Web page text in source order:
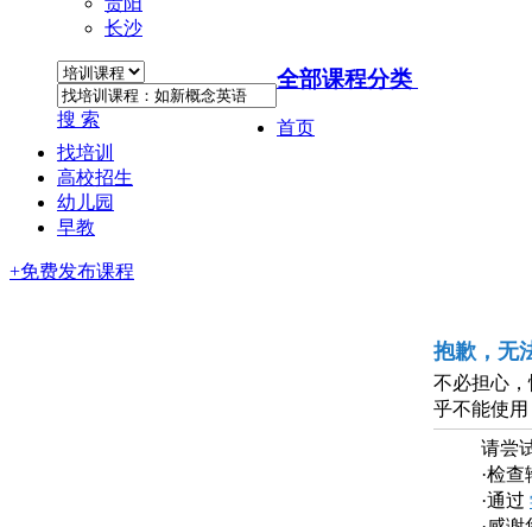
长沙
搜 索
全部课程分类
首页
找培训
高校招生
幼儿园
早教
+免费发布课程
抱歉，无
不必担心
乎不能使用
请尝
·检
·通过